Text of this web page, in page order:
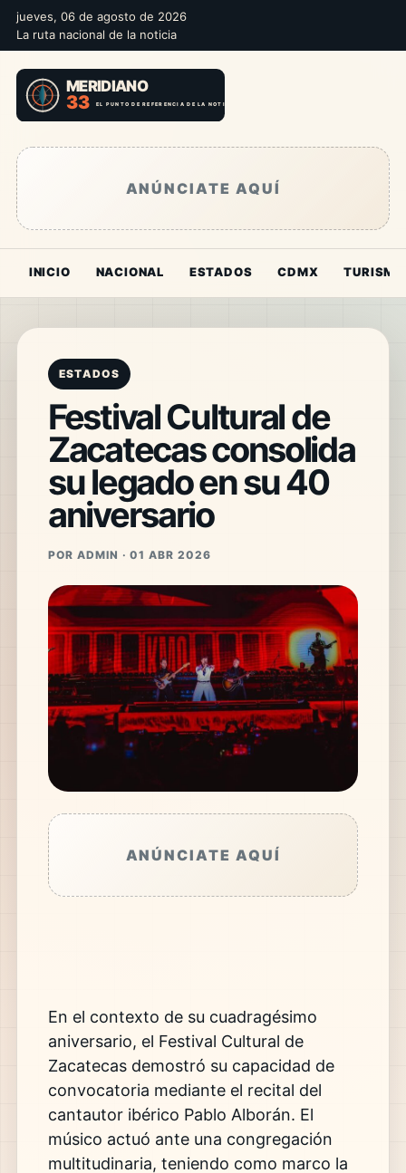
jueves, 06 de agosto de 2026
La ruta nacional de la noticia
ANÚNCIATE AQUÍ
INICIO NACIONAL ESTADOS CDMX TURISMO
ESTADOS
Festival Cultural de
Zacatecas consolida
su legado en su 40
aniversario
POR ADMIN · 01 ABR 2026
ANÚNCIATE AQUÍ
En el contexto de su cuadragésimo
aniversario, el Festival Cultural de
Zacatecas demostró su capacidad de
convocatoria mediante el recital del
cantautor ibérico Pablo Alborán. El
músico actuó ante una congregación
multitudinaria, teniendo como marco la